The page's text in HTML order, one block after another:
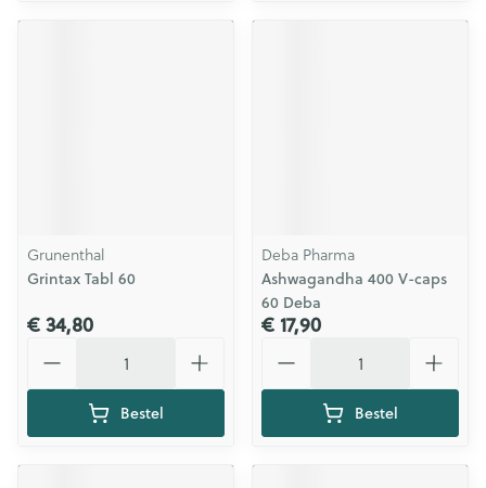
Grunenthal
Grintax Tabl 60
€ 34,80
Bestel
Deba Pharma
Ashwagandha 400 V-caps
60 Deba
€ 17,90
Bestel